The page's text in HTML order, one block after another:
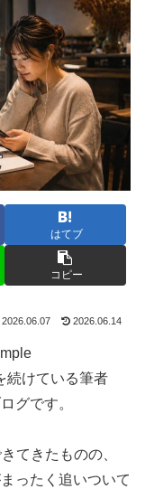
はてブ
コピー
2026.06.07 2026.06.14
続けている筆者
グです。
てきたものの、
ったく追いついて